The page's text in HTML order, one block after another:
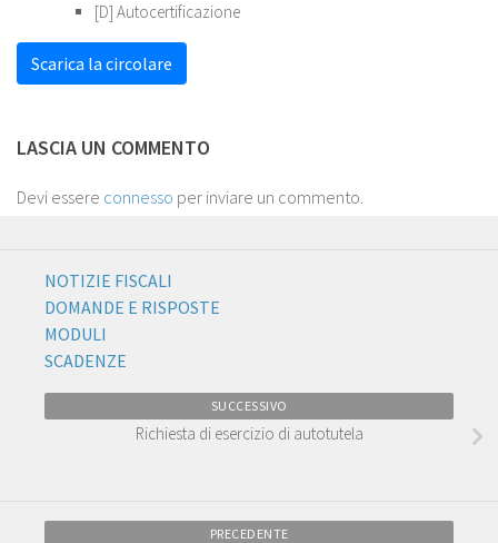
[D] Autocertificazione
Scarica la circolare
LASCIA UN COMMENTO
Devi essere connesso per inviare un commento.
NOTIZIE FISCALI
DOMANDE E RISPOSTE
MODULI
SCADENZE
SUCCESSIVO
Richiesta di esercizio di autotutela
PRECEDENTE